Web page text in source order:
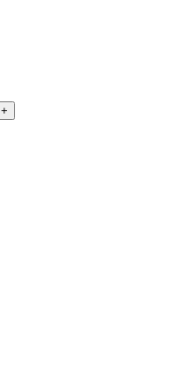
+